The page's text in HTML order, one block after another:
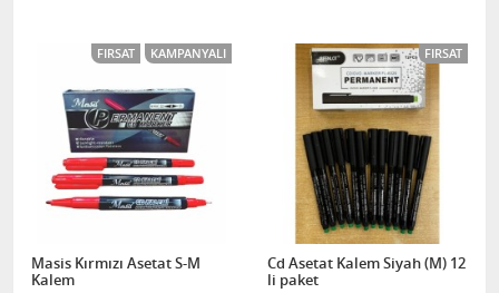
FIRSAT KAMPANYALI
Masis Kırmızı Asetat S-M
Kalem
FIRSAT
Cd Asetat Kalem Siyah (M) 12
li paket